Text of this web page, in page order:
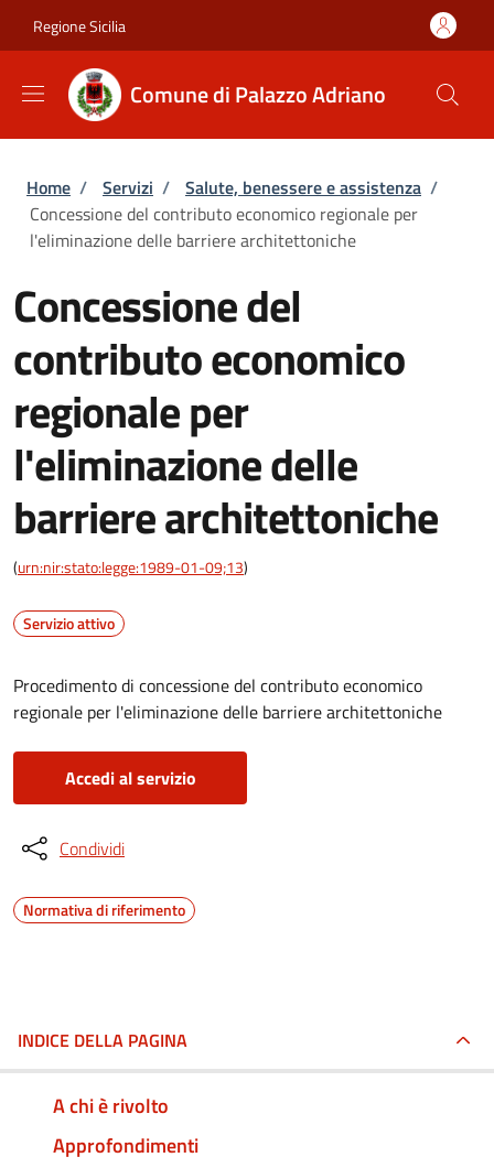
Regione Sicilia
Comune di Palazzo Adriano
Briciole di pane
Home / Servizi / Salute, benessere e assistenza /
Concessione del contributo economico regionale per
l'eliminazione delle barriere architettoniche
Concessione del
contributo economico
regionale per
l'eliminazione delle
barriere architettoniche
(urn:nir:stato:legge:1989-01-09;13)
Servizio attivo
Procedimento di concessione del contributo economico
regionale per l'eliminazione delle barriere architettoniche
Accedi al servizio
Condividi
Normativa di riferimento
INDICE DELLA PAGINA
A chi è rivolto
Approfondimenti